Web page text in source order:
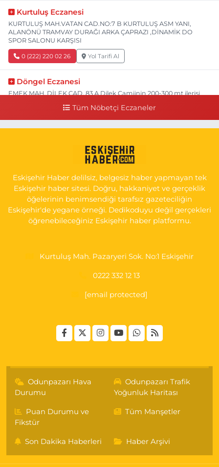
Kurtuluş Eczanesi
KURTULUŞ MAH.VATAN CAD.NO:7 B KURTULUŞ ASM YANI,
ALANÖNÜ TRAMVAY DURAĞI ARKA ÇAPRAZI ,DİNAMİK DO
SPOR SALONU KARŞISI
0 (222) 220 02 26 Yol Tarifi Al
Döngel Eczanesi
EMEK MAH. DİLEK CAD. 83 A Dilek Camiinin 200-300 mt ilerisi
İSTİKLAL MAH. ŞAİR FUZULİ CAD. NO:35 A HAVA HASTANESİ
KARŞI KÖŞESİ ŞAİR FUZULİ AİLE SAĞLIĞI MERKEZİ KARŞISI
0 (222) 230 11 31 Yol Tarifi Al
Tüm Nöbetçi Eczaneler
Eskişehir Haber delilsiz, belgesiz haber yapmayan tek
Eskişehir haber sitesi. Doğru, hakkaniyet ve gerçeklik
öğelerinin benimsendiği tarafsız gazeteciliğin
Eskişehir'de yegane örneği. Dedikoduyu değil gerçekleri
öğrenebileceğiniz Eskişehir haber platformu.
Kurtuluş Mah. Pazaryeri Sok. No:1 Eskişehir
0222 332 12 13
[email protected]
Odunpazarı Hava
Durumu
Odunpazarı Trafik
Yoğunluk Haritası
Puan Durumu ve
Fikstür
Tüm Manşetler
Son Dakika Haberleri Haber Arşivi